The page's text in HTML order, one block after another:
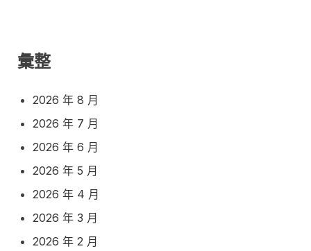
彙整
2026 年 8 月
2026 年 7 月
2026 年 6 月
2026 年 5 月
2026 年 4 月
2026 年 3 月
2026 年 2 月